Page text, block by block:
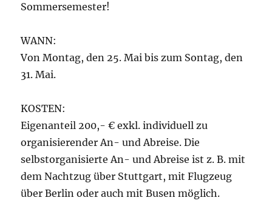
Sommersemester!
WANN:
Von Montag, den 25. Mai bis zum Sontag, den
31. Mai.
KOSTEN:
Eigenanteil 200,- € exkl. individuell zu
organisierender An- und Abreise. Die
selbstorganisierte An- und Abreise ist z. B. mit
dem Nachtzug über Stuttgart, mit Flugzeug
über Berlin oder auch mit Busen möglich.